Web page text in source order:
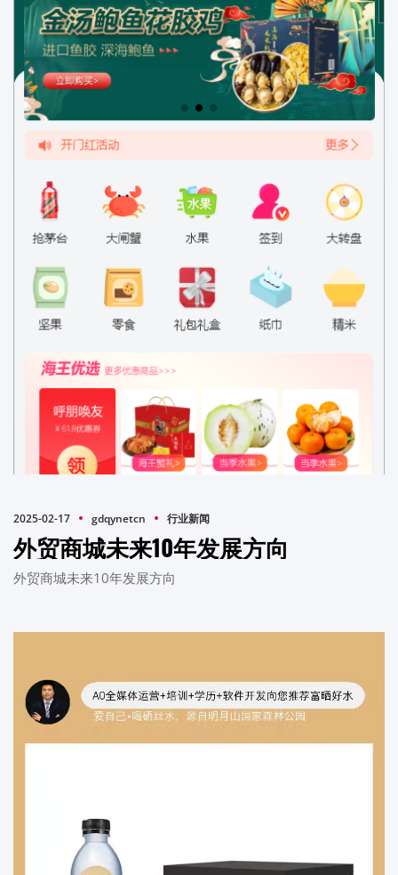
2025-02-17 gdqynetcn 行业新闻
外贸商城未来10年发展方向
外贸商城未来10年发展方向